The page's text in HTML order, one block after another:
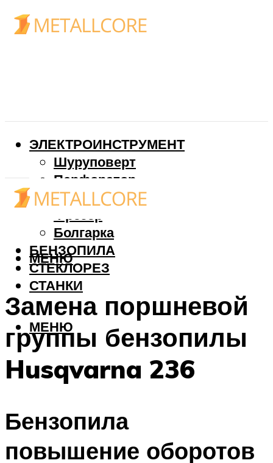
ЭЛЕКТРОИНСТРУМЕНТ
Шуруповерт
Перфоратор
Дрель
Фрезер
Болгарка
БЕНЗОПИЛА
СТЕКЛОРЕЗ
СТАНКИ
МЕНЮ
МЕНЮ
Замена поршневой
группы бензопилы
Husqvarna 236
Бензопила
повышение оборотов